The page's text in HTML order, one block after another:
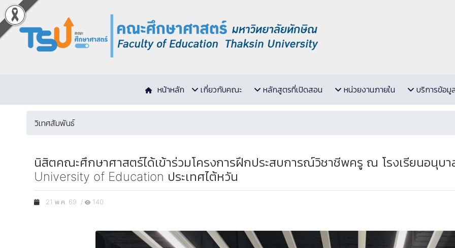
หน้าหลัก เกี่ยวกับคณะ หลักสูตรที่เปิดสอน หน่วยงานภายใน บริการข้อมู
วิเทศสัมพันธ์
นิสิตคณะศึกษาศาสตร์ได้เข้าร่วมโครงการฝึกประสบการณ์วิชาชีพครู ณ โรงเรียนอนุบ
University of Education ประเทศไต้หวัน
21 พ.ค. 69 / 140